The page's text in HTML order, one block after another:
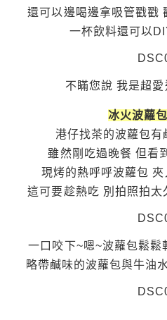
還可以邊喝邊拿吸管戳戳
一杯飲料還可以
不瞞您說 我是超
冰火波蘿
港仔找茶的波蘿包有
雖然剛吃過晚餐 但看
現烤的熱呼呼波蘿包
這可要趁熱吃 別拍照拍
一口咬下~嗯~波蘿包鬆鬆
略帶鹹味的波蘿包與牛油